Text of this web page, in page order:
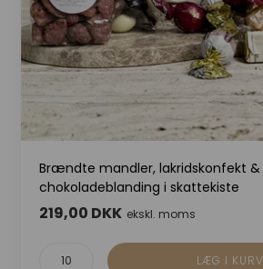
Brændte mandler, lakridskonfekt &
chokoladeblanding i skattekiste
219,00 DKK ekskl. moms